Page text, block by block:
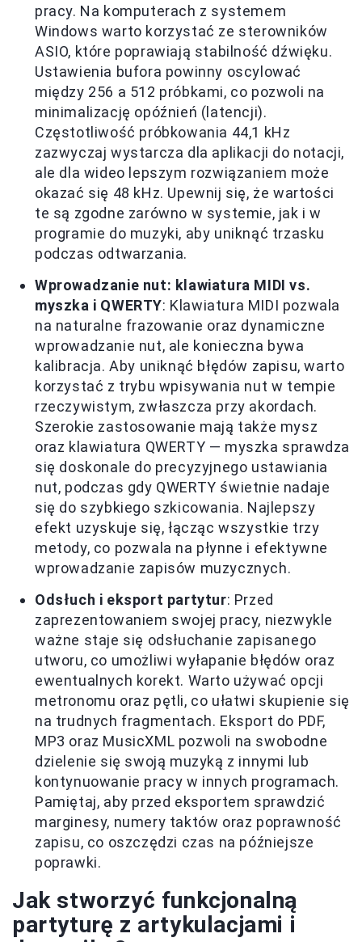
pracy. Na komputerach z systemem
Windows warto korzystać ze sterowników
ASIO, które poprawiają stabilność dźwięku.
Ustawienia bufora powinny oscylować
między 256 a 512 próbkami, co pozwoli na
minimalizację opóźnień (latencji).
Częstotliwość próbkowania 44,1 kHz
zazwyczaj wystarcza dla aplikacji do notacji,
ale dla wideo lepszym rozwiązaniem może
okazać się 48 kHz. Upewnij się, że wartości
te są zgodne zarówno w systemie, jak i w
programie do muzyki, aby uniknąć trzasku
podczas odtwarzania.
Wprowadzanie nut: klawiatura MIDI vs.
myszka i QWERTY: Klawiatura MIDI pozwala
na naturalne frazowanie oraz dynamiczne
wprowadzanie nut, ale konieczna bywa
kalibracja. Aby uniknąć błędów zapisu, warto
korzystać z trybu wpisywania nut w tempie
rzeczywistym, zwłaszcza przy akordach.
Szerokie zastosowanie mają także mysz
oraz klawiatura QWERTY — myszka sprawdza
się doskonale do precyzyjnego ustawiania
nut, podczas gdy QWERTY świetnie nadaje
się do szybkiego szkicowania. Najlepszy
efekt uzyskuje się, łącząc wszystkie trzy
metody, co pozwala na płynne i efektywne
wprowadzanie zapisów muzycznych.
Odsłuch i eksport partytur: Przed
zaprezentowaniem swojej pracy, niezwykle
ważne staje się odsłuchanie zapisanego
utworu, co umożliwi wyłapanie błędów oraz
ewentualnych korekt. Warto używać opcji
metronomu oraz pętli, co ułatwi skupienie się
na trudnych fragmentach. Eksport do PDF,
MP3 oraz MusicXML pozwoli na swobodne
dzielenie się swoją muzyką z innymi lub
kontynuowanie pracy w innych programach.
Pamiętaj, aby przed eksportem sprawdzić
marginesy, numery taktów oraz poprawność
zapisu, co oszczędzi czas na późniejsze
poprawki.
Jak stworzyć funkcjonalną
partyturę z artykulacjami i